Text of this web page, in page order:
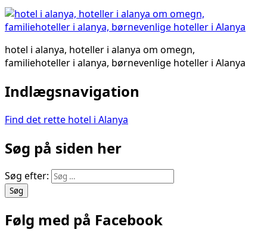
hotel i alanya, hoteller i alanya om omegn,
familiehoteller i alanya, børnevenlige hoteller i Alanya
Indlægsnavigation
Find det rette hotel i Alanya
Søg på siden her
Søg efter:
Følg med på Facebook